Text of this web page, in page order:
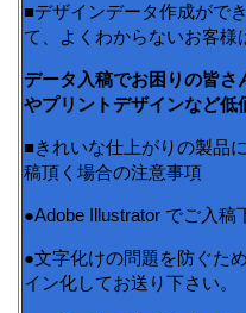
■デザインデータ作成がで
て、よくわからないお客様
データ入稿でお困りの皆
やプリントデザインなど低
■きれいな仕上がりの製品
稿頂く場合の注意事項
●Adobe Illustrator でご入稿
●文字化けの問題を防ぐた
イン化してお送り下さい。